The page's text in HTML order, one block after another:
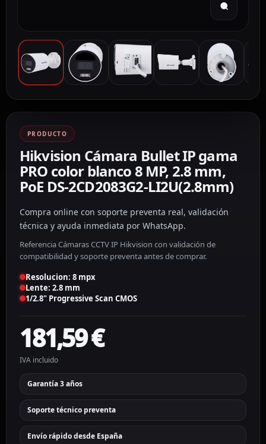
PRODUCTO
Hikvision Cámara Bullet IP gama
PRO color blanco 8 MP, 2.8 mm,
PoE DS-2CD2083G2-LI2U(2.8mm)
Compra online con soporte preventa real, validación
técnica y ayuda inmediata por WhatsApp.
Referencia Cámaras CCTV IP Hikvision con validación de
compatibilidad y soporte preventa antes de comprar.
Resolucion: 8 mpx
Lente: 2.8 mm
1/2.8" Progressive Scan CMOS
181,59€
IVA incluido
Garantía 3 años
Soporte técnico preventa
Envío rápido desde España